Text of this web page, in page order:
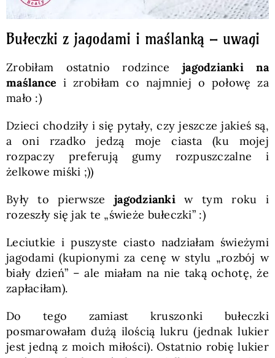
Bułeczki z jagodami i maślanką – uwagi
Zrobiłam ostatnio rodzince jagodzianki na
maślance i zrobiłam co najmniej o połowę za
mało :)
Dzieci chodziły i się pytały, czy jeszcze jakieś są,
a oni rzadko jedzą moje ciasta (ku mojej
rozpaczy preferują gumy rozpuszczalne i
żelkowe miśki ;))
Były to pierwsze jagodziankiw tym roku i
rozeszły się jak te „świeże bułeczki” :)
Leciutkie i puszyste ciasto nadziałam świeżymi
jagodami (kupionymi za cenę w stylu „rozbój w
biały dzień” – ale miałam na nie taką ochotę, że
zapłaciłam).
Do tego zamiast kruszonki bułeczki
posmarowałam dużą ilością lukru (jednak lukier
jest jedną z moich miłości). Ostatnio robię lukier